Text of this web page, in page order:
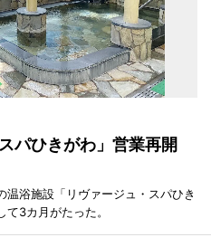
パひきがわ」営業再開
浴施設「リヴァージュ・スパひき
3カ月がたった。